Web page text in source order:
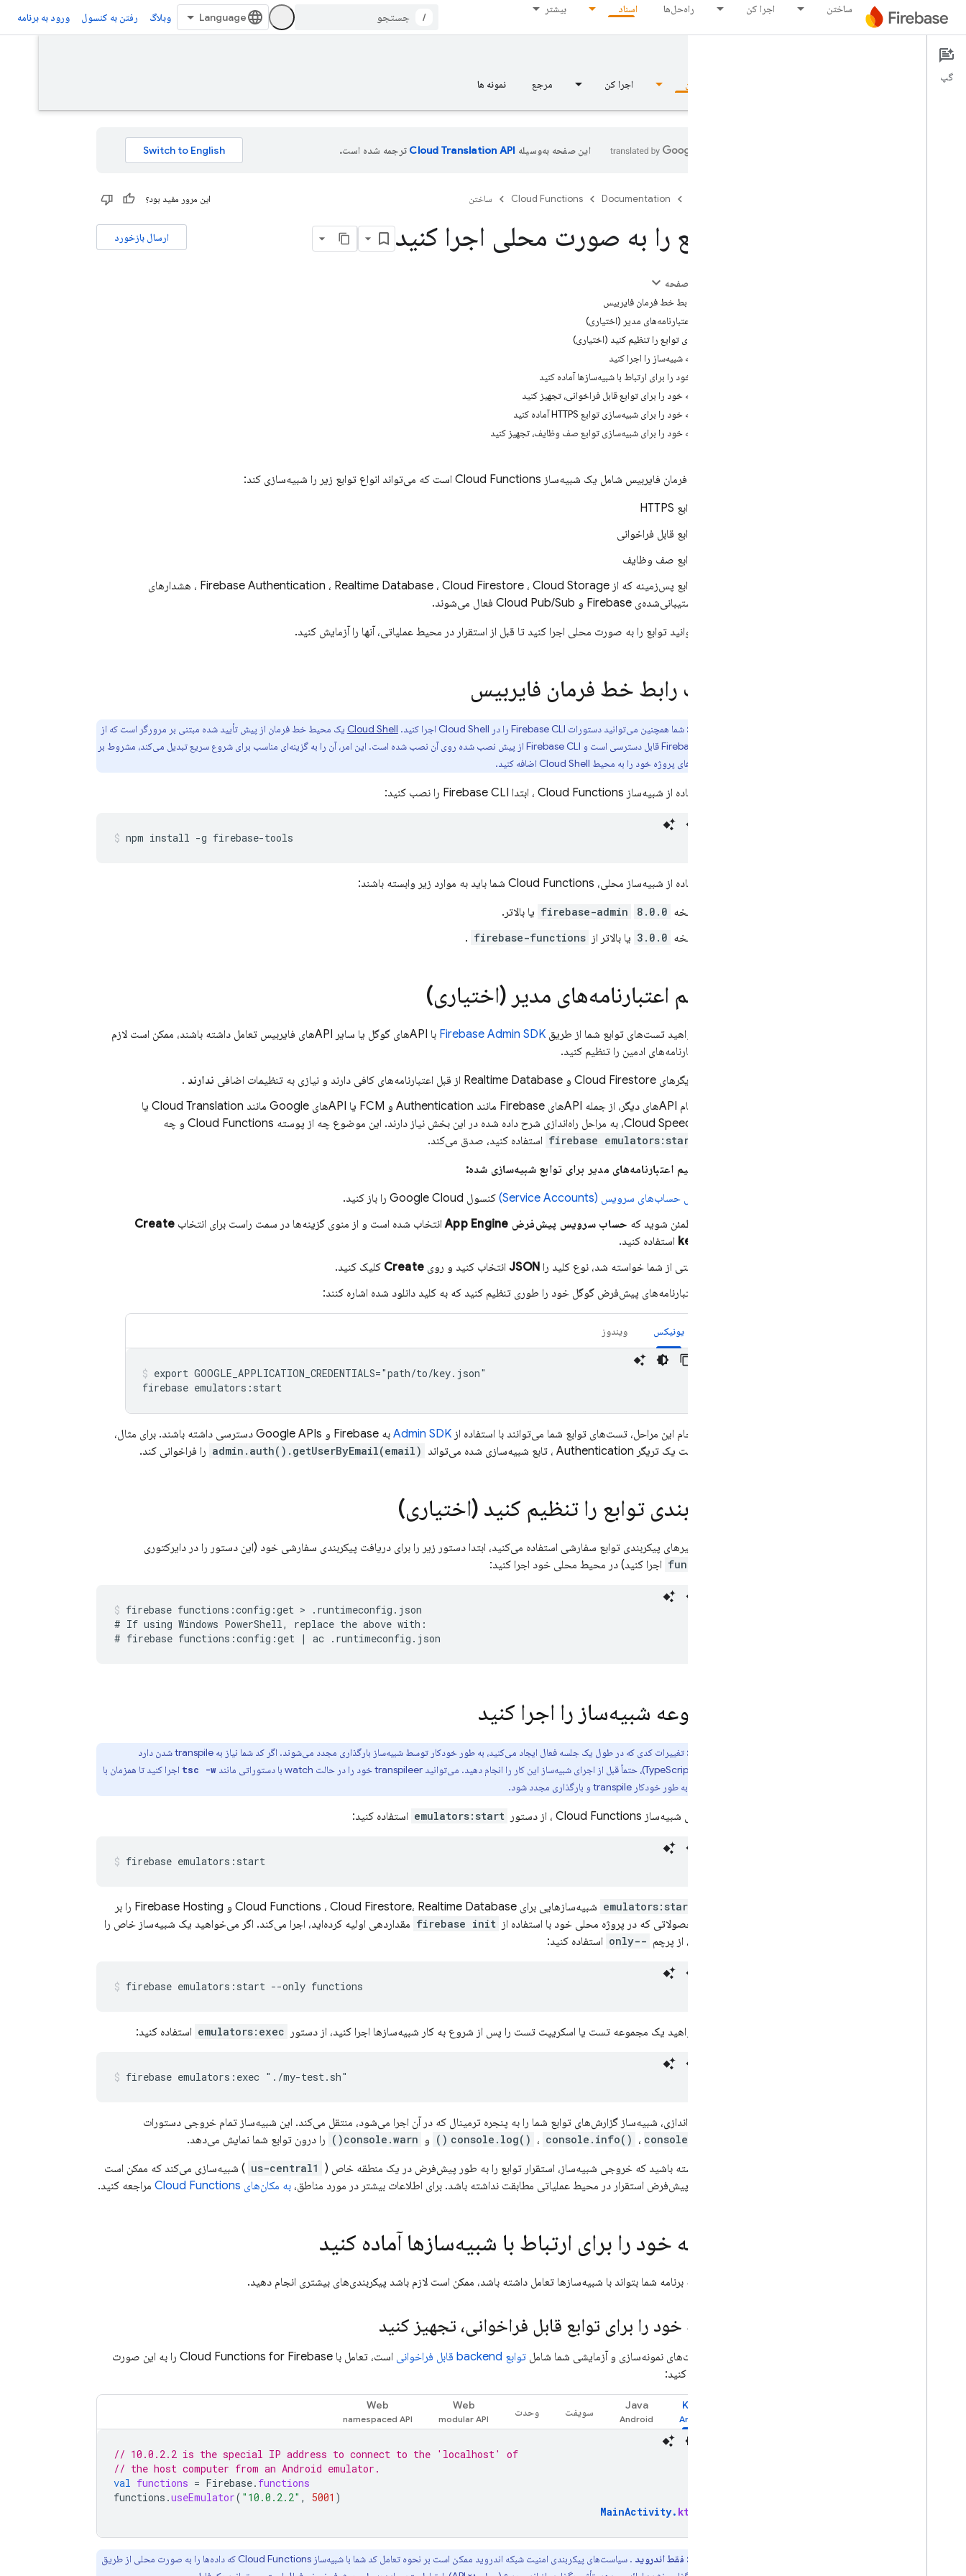
ساختن اجرا کن راه‌حل‌ها اسناد بیشتر
/ وبلاگ رفتن به کنسول ورود به برنامه
Documentation
نمای کلی ساختن اجرا کن مرجع نمونه ها
این صفحه به‌وسیله ترجمه شده است.
Documentation
Cloud Functions ساختن این مرور مفید بود؟
ارسال بازخورد توابع را به صورت محلی اجرا کنید
در این صفحه
نصب رابط خط فرمان فایربیس
تنظیم اعتبارنامه‌های مدیر (اختیاری)
پیکربندی توابع را تنظیم کنید (اختیاری)
مجموعه شبیه‌ساز را اجرا کنید
برنامه خود را برای ارتباط با شبیه‌سازها آماده کنید
برنامه خود را برای توابع قابل فراخوانی، تجهیز کنید
برنامه خود را برای شبیه‌سازی توابع HTTPS آماده کنید
برنامه خود را برای شبیه‌سازی توابع صف وظایف، تجهیز کنید
رابط خط فرمان فایربیس شامل یک شبیه‌ساز Cloud Functions است که می‌تواند انواع توابع زیر را شبیه‌سازی کند:
توابع HTTPS
توابع قابل فراخوانی
توابع صف وظایف
توابع پس‌زمینه که از
Firebase Authentication ، Realtime Database ، Cloud Firestore ، Cloud Storage
، هشدارهای
پشتیبانی‌شده‌ی Firebase و Cloud Pub/Sub فعال می‌شوند.
شما می‌توانید توابع را به صورت محلی اجرا کنید تا قبل از استقرار در محیط عملیاتی، آنها را آزمایش کنید.
نصب رابط خط فرمان فایربیس
توجه: شما همچنین می‌توانید دستورات FirebaseCLI را در Cloud Shell اجرا کنید. Cloud Shell یک محیط خط فرمان از پیش تأیید شده مبتنی بر مرورگر است که از
Firebaseقابل دسترسی است و Firebase CLI از پیش نصب شده روی آن نصب شده است. این امر، آن را به گزینه‌ای مناسب برای شروع سریع تبدیل می‌کند، مشروط بر
اینکه فایل‌های پروژه خود را به محیط Cloud Shell اضافه کنید.
برای استفاده از شبیه‌ساز Cloud Functions ، ابتدا Firebase CLI را نصب کنید:
npm install -g firebase-tools
برای استفاده از شبیه‌ساز محلی، Cloud Functions شما باید به موارد زیر وابسته باشند:
نسخه
firebase-admin 8.0.0
یا بالاتر.
نسخه 3.0.0 یا بالاتر از firebase-functions
.
تنظیم اعتبارنامه‌های مدیر (اختیاری)
اگر می‌خواهید تست‌های توابع شما از طریق Firebase Admin SDK
با APIهای گوگل یا سایر APIهای فایربیس تعامل داشته باشند، ممکن است لازم
باشد اعتبارنامه‌های ادمین را تنظیم کنید.
تریگرهای Cloud Firestore و Realtime Database از قبل اعتبارنامه‌های کافی دارند و نیازی به تنظیمات اضافی ندارند .
تمام APIهای دیگر، از جمله APIهای Firebase مانند
Authentication و FCM
یا APIهای Google مانند Cloud Translation یا
Cloud Speech، به مراحل راه‌اندازی شرح داده شده در این بخش نیاز دارند. این موضوع چه از پوسته
Cloud Functions و چه
firebase emulators:start استفاده کنید، صدق می‌کند.
برای تنظیم اعتبارنامه‌های مدیر برای توابع شبیه‌سازی شده:
پنل حساب‌های سرویس (Service Accounts)
کنسول Google Cloud را باز کنید.
مطمئن شوید که حساب سرویس پیش‌فرض App Engineانتخاب شده است و از منوی گزینه‌ها در سمت راست برای انتخاب Create
key استفاده کنید.
وقتی از شما خواسته شد، نوع کلید را JSON انتخاب کنید و روی Create کلیک کنید.
اعتبارنامه‌های پیش‌فرض گوگل خود را طوری تنظیم کنید که به کلید دانلود شده اشاره کنند:
یونیکس ویندوز
export GOOGLE_APPLICATION_CREDENTIALS="path/to/key.json"
پس از انجام این مراحل، تست‌های توابع شما می‌توانند با استفاده از Admin SDK
به Firebase و Google APIs دسترسی داشته باشند. برای مثال،
هنگام تست یک تریگر Authentication ، تابع شبیه‌سازی شده می‌تواند admin.auth().getUserByEmail(email) را فراخوانی کند.
پیکربندی توابع را تنظیم کنید (اختیاری)
اگر از متغیرهای پیکربندی توابع سفارشی استفاده می‌کنید، ابتدا دستور زیر را برای دریافت پیکربندی سفارشی خود (این دستور را در دایرکتوری
functions اجرا کنید) در محیط محلی خود اجرا کنید:
firebase functions:config:get > .runtimeconfig.json
# If using Windows PowerShell, replace the above with:
مجموعه شبیه‌ساز را اجرا کنید
توجه:
تغییرات کدی که در طول یک جلسه فعال ایجاد می‌کنید، به طور خودکار توسط شبیه‌ساز بارگذاری مجدد می‌شوند. اگر کد شما نیاز به transpile شدن دارد
tsc -w اجرا کنید تا همزمان با
ذخیره، کد به طور خودکار transpile و بارگذاری مجدد شود.
برای اجرای شبیه‌ساز Cloud Functions ، از دستور emulators:start استفاده کنید:
firebase emulators:start
emulators:start شبیه‌سازهایی برای Cloud Functions
، Cloud Firestore، Realtime Database و Firebase Hosting را بر
اساس محصولاتی که در پروژه محلی خود با استفاده از firebase init مقداردهی اولیه کرده‌اید، اجرا می‌کند. اگر می‌خواهید یک شبیه‌ساز خاص را
اجرا کنید، از پرچم --only استفاده کنید:
firebase emulators:start --only functions
اگر می‌خواهید یک مجموعه تست یا اسکریپت تست را پس از شروع به کار شبیه‌سازها اجرا کنید، از دستور emulators:exec استفاده کنید:
firebase emulators:exec "./my-test.sh"
پس از راه‌اندازی، شبیه‌ساز گزارش‌های توابع شما را به پنجره ترمینال که در آن اجرا می‌شود، منتقل می‌کند. این شبیه‌ساز تمام خروجی دستورات
console.log() ، console.info() ، console.error() و console.warn()
را درون توابع شما نمایش می‌دهد.
توجه داشته باشید که خروجی شبیه‌ساز، استقرار توابع را به طور پیش‌فرض در یک منطقه خاص (
us-central1 ) شبیه‌سازی می‌کند که ممکن است
با منطقه پیش‌فرض استقرار در محیط عملیاتی مطابقت نداشته باشد. برای اطلاعات بیشتر در مورد مناطق، به مکان‌های Cloud Functions مراجعه کنید.
برنامه خود را برای ارتباط با شبیه‌سازها آماده کنید
برای اینکه برنامه شما بتواند با شبیه‌سازها تعامل داشته باشد، ممکن است لازم باشد پیکربندی‌های بیشتری انجام دهید.
برنامه خود را برای توابع قابل فراخوانی، تجهیز کنید
اگر فعالیت‌های نمونه‌سازی و آزمایشی شما شامل توابع backend قابل فراخوانی است، تعامل با Cloud Functions for Firebase را به این صورت
پیکربندی کنید:
Kotlin
Java
سویفت وحدت
Web
Web
// 10.0.2.2 is the special IP address to connect to the 'localhost' of
// the host computer from an Android emulator.
val functions = Firebase. functions
functions .useEmulator( "10.0.2.2" , 5001 )
MainActivity. kt
توجه: فقط اندروید . سیاست‌های پیکربندی امنیت شبکه اندروید ممکن است بر نحوه تعامل کد شما با شبیه‌ساز Cloud Functions که داده‌ها را به صورت محلی از طریق
گپ